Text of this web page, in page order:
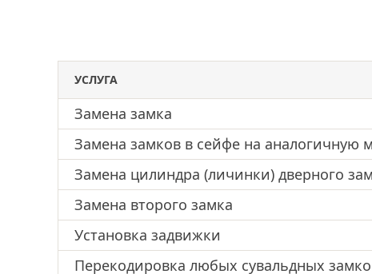
УСЛУГА
Замена замка
Замена замков в сейфе на аналогичную
Замена цилиндра (личинки) дверного
Замена второго замка
Установка задвижки
Перекодировка любых сувальдных